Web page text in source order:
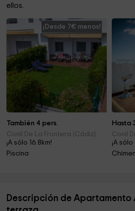
ellos.
¡Desde 7€ menos!
También 4 pers.
Conil De La Frontera (Cádiz)
¡A sólo 16.8km!
Piscina
Hasta
Conil
¡A sólo
Descripción de Apartamento